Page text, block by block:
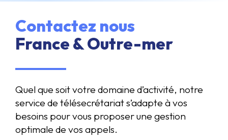
Contactez nous
France & Outre-mer
Quel que soit votre domaine d’activité, notre
service de télésecrétariat s’adapte à vos
besoins pour vous proposer une gestion
optimale de vos appels.